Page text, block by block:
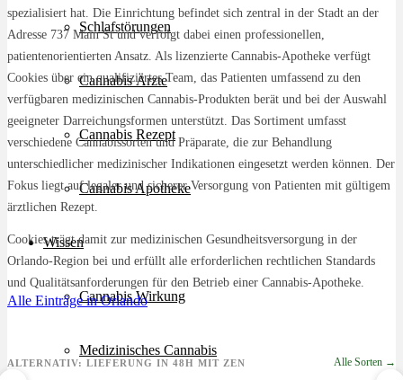
Schlafstörungen
Cannabis Ärzte
Cannabis Rezept
Cannabis Apotheke
Wissen
Cannabis Wirkung
Medizinisches Cannabis
spezialisiert hat. Die Einrichtung befindet sich zentral in der Stadt an der
Adresse 737 Main St und verfolgt dabei einen professionellen,
patientenorientierten Ansatz. Als lizenzierte Cannabis-Apotheke verfügt
Cookies über ein qualifiziertes Team, das Patienten umfassend zu den
verfügbaren medizinischen Cannabis-Produkten berät und bei der Auswahl
geeigneter Darreichungsformen unterstützt. Das Sortiment umfasst
verschiedene Cannabissorten und Präparate, die zur Behandlung
unterschiedlicher medizinischer Indikationen eingesetzt werden können. Der
Fokus liegt auf legaler und sicherer Versorgung von Patienten mit gültigem
ärztlichen Rezept.
Cookies trägt damit zur medizinischen Gesundheitsversorgung in der
Orlando-Region bei und erfüllt alle erforderlichen rechtlichen Standards
und Qualitätsanforderungen für den Betrieb einer Cannabis-Apotheke.
Alle Einträge in Orlando
ALTERNATIV: LIEFERUNG IN 48H MIT ZEN Alle Sorten →